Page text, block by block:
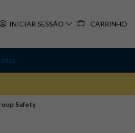
INICIAR SESSÃO CARRINHO
Safety